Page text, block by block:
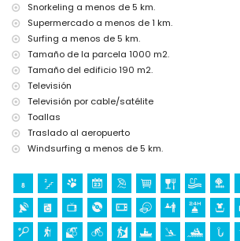
Deportes
tenis (a menos de 1000 metros de la villa)
senderismo, ciclismo de montaña, ciclismo,
kayak, pesca, buceo, esnórquel, surf, windsurf
menos de 5 kilómetros de la villa)
golf (Club de Golf Jávea), equitación y rafting
kilómetros de la villa)
Snorkeling a menos de 5 km.
Supermercado a menos de 1 km.
Surfing a menos de 5 km.
Tamaño de la parcela 1000 m2.
Tamaño del edificio 190 m2.
Televisión
Televisión por cable/satélite
Toallas
Traslado al aeropuerto
Windsurfing a menos de 5 km.